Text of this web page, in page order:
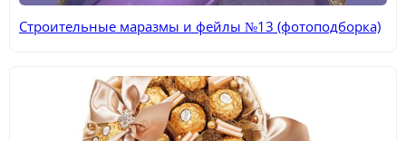
Строительные маразмы и фейлы №13 (фотоподборка)